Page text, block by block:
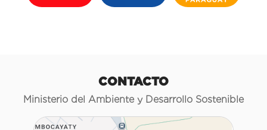
CONTACTO
Ministerio del Ambiente y Desarrollo Sostenible